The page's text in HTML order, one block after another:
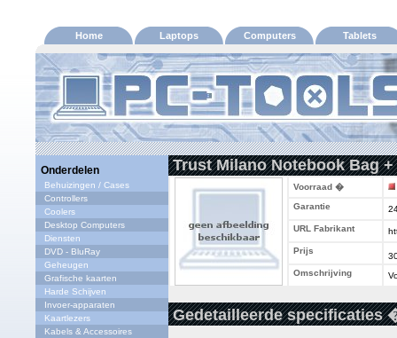
Home Laptops Computers Tablets
Onderdelen
Behuizingen / Cases
Controllers
Coolers
Desktop Computers
Diensten
DVD - BluRay
Geheugen
Grafische kaarten
Harde Schijven
Invoer-apparaten
Kaartlezers
Kabels & Accessoires
Trust Milano Notebook Bag
Voorraad �
Garantie
URL Fabrikant
Prijs
Omschrijving
Gedetailleerde specificaties